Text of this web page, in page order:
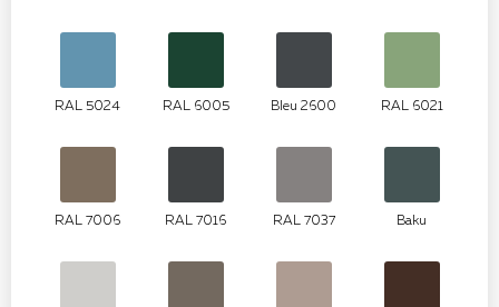
RAL 5024 RAL 6005 Bleu 2600 RAL 6021
RAL 7006 RAL 7016 RAL 7037 Baku